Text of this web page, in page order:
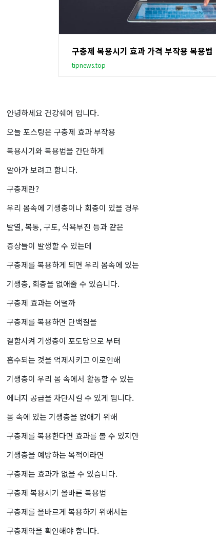
구충제 복용시기 효과 가격 부작용 복용법
tipnews.top
안녕하세요 건강쉐어 입니다.
오늘 포스팅은 구충제 효과 부작용
복용시기와 복용법을 간단하게
알아가 보려고 합니다.
구충제란?
우리 몸속에 기생충이나 회충이 있을 경우
발열, 복통, 구토, 식욕부진 등과 같은
증상들이 발생할 수 있는데
구충제를 복용하게 되면 우리 몸속에 있는
기생충, 회충을 없애줄 수 있습니다.
구충제 효과는 어떨까
구충제를 복용하면 단백질을
결합시켜 기생충이 포도당으로 부터
흡수되는 것을 억제시키고 이로인해
기생충이 우리 몸 속에서 활동할 수 있는
에너지 공급을 차단시킬 수 있게 됩니다.
몸 속에 있는 기생충을 없애기 위해
구충제를 복용한다면 효과를 볼 수 있지만
기생충을 예방하는 목적이라면
구충제는 효과가 없을 수 있습니다.
구충제 복용시기 올바른 복용법
구충제를 올바르게 복용하기 위해서는
구충제약을 확인해야 합니다.